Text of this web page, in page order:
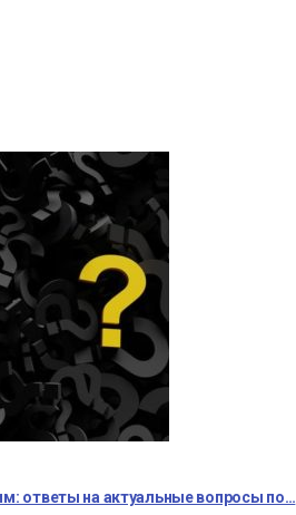
ответы на актуальные вопросы по…